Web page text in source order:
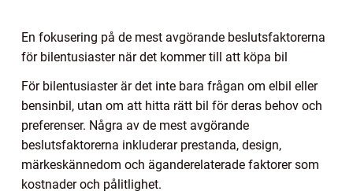
En fokusering på de mest avgörande beslutsfaktorerna
för bilentusiaster när det kommer till att köpa bil
För bilentusiaster är det inte bara frågan om elbil eller
bensinbil, utan om att hitta rätt bil för deras behov och
preferenser. Några av de mest avgörande
beslutsfaktorerna inkluderar prestanda, design,
märkeskännedom och äganderelaterade faktorer som
kostnader och pålitlighet.